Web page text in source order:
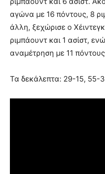
αγώνα με 16 πόντους, 8
άλλη, ξεχώρισε ο
ριμπάουντ και 1 ασίστ,
αναμέτρηση με 11
Τα δεκάλεπτα: 29-15, 55-